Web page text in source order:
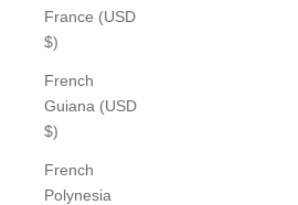
France (USD
$)
French
Guiana (USD
$)
French
Polynesia